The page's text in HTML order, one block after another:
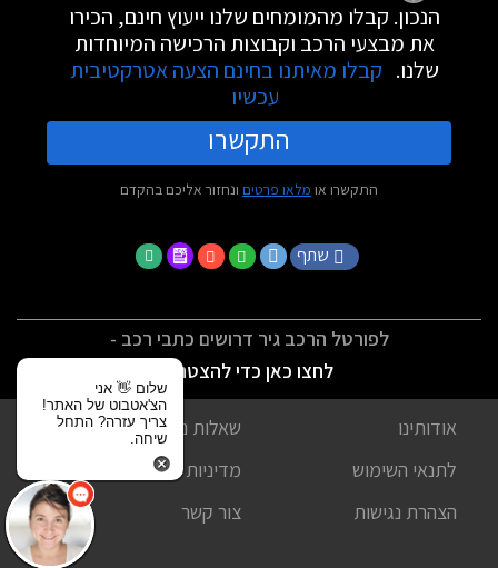
הנכון. קבלו מהמומחים שלנו ייעוץ חינם, הכירו
את מבצעי הרכב וקבוצות הרכישה המיוחדות
שלנו. קבלו מאיתנו בחינם הצעה אטרקטיבית
עכשיו
התקשרו
התקשרו או מלאו פרטים ונחזור אליכם בהקדם
שתף
לפורטל הרכב גיר דרושים כתבי רכב -
לחצו כאן כדי להצטרף
אודותינו
שאלות נפוצות
לתנאי השימוש
מדיניות פרטיות
הצהרת נגישות
צור קשר
שלום 👋 אני
הצ'אטבוט של האתר!
צריך עזרה? התחל
שיחה.